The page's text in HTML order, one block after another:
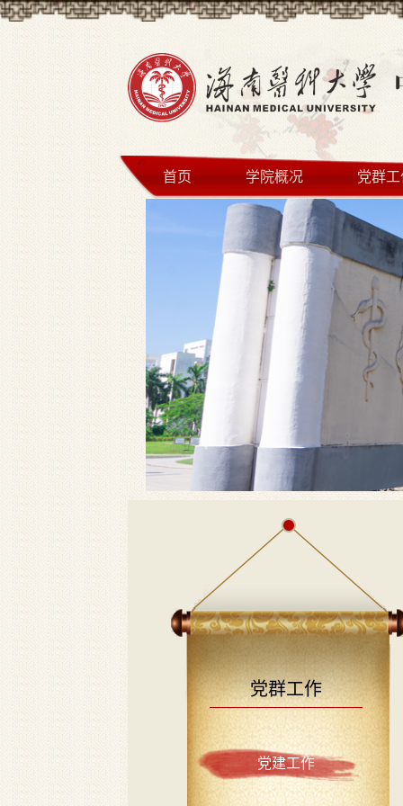
首页 学院概况 党群
党群工作
党建工作